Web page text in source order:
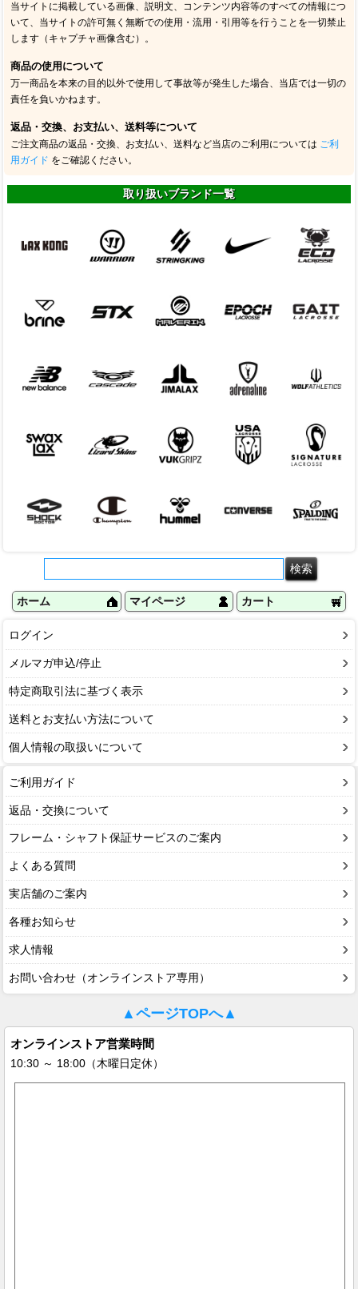
当サイトに掲載している画像、説明文、コンテンツ内容等のすべての情報につ
いて、当サイトの許可無く無断での使用・流用・引用等を行うことを一切禁止
します（キャプチャ画像含む）。
商品の使用について
万一商品を本来の目的以外で使用して事故等が発生した場合、当店では一切の
責任を負いかねます。
返品・交換、お支払い、送料等について
ご注文商品の返品・交換、お支払い、送料など当店のご利用については ご利
用ガイド をご確認ください。
取り扱いブランド一覧
ホーム マイページ カート
ログイン
メルマガ申込/停止
特定商取引法に基づく表示
送料とお支払い方法について
個人情報の取扱いについて
ご利用ガイド
返品・交換について
フレーム・シャフト保証サービスのご案内
よくある質問
実店舗のご案内
各種お知らせ
求人情報
お問い合わせ（オンラインストア専用）
▲ページTOPへ▲
オンラインストア営業時間
10:30 ～ 18:00（木曜日定休）